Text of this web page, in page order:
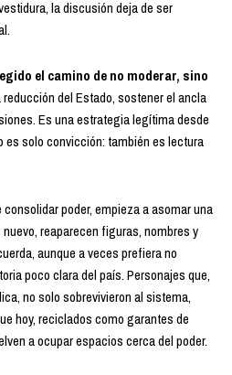
la discusión deja de ser
el camino de no moderar, sino
del Estado, sostener el ancla
Es una estrategia legítima desde
es solo convicción: también es lectura
poder, empieza a asomar una
reaparecen figuras, nombres y
aunque a veces prefiera no
poco clara del país. Personajes que,
no solo sobrevivieron al sistema,
hoy, reciclados como garantes de
a ocupar espacios cerca del poder.